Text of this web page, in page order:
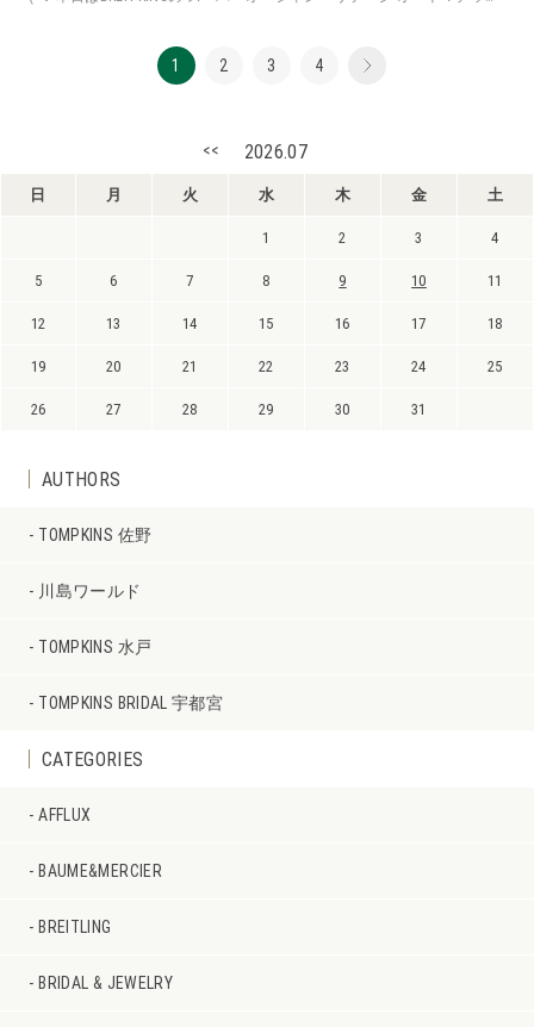
1 2 3 4
<< 2026.07
日 月 火 水 木 金 土
1 2 3 4
5 6 7 8 9 10 11
12 13 14 15 16 17 18
19 20 21 22 23 24 25
26 27 28 29 30 31
AUTHORS
TOMPKINS 佐野
川島ワールド
TOMPKINS 水戸
TOMPKINS BRIDAL 宇都宮
CATEGORIES
AFFLUX
BAUME&MERCIER
BREITLING
BRIDAL & JEWELRY